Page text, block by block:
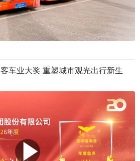
车业大奖 重塑城市观光出行新生